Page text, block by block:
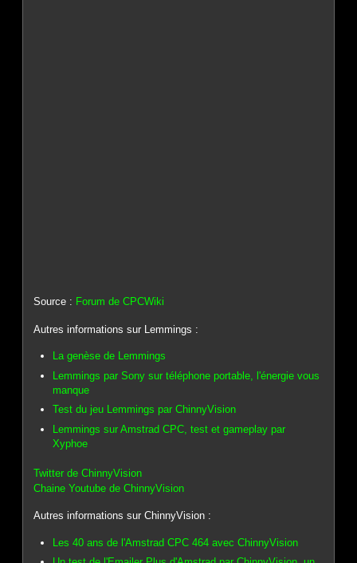
Source : Forum de CPCWiki
Autres informations sur Lemmings :
La genèse de Lemmings
Lemmings par Sony sur téléphone portable, l'énergie vous
manque
Test du jeu Lemmings par ChinnyVision
Lemmings sur Amstrad CPC, test et gameplay par
Xyphoe
Twitter de ChinnyVision
Chaine Youtube de ChinnyVision
Autres informations sur ChinnyVision :
Les 40 ans de l'Amstrad CPC 464 avec ChinnyVision